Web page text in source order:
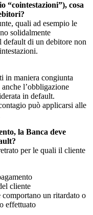
“cointestazioni”), cosa
quali ad esempio le
solidalmente
default di un debitore non
in maniera congiunta
l’obbligazione
in default.
può applicarsi alle
la Banca deve
per le quali il cliente
cliente
un ritardato o
effettuato